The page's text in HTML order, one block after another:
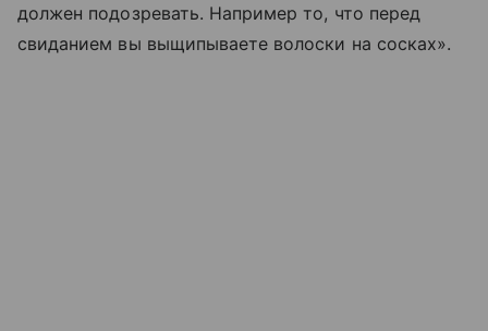
должен подозревать. Например то, что перед
свиданием вы выщипываете волоски на сосках».